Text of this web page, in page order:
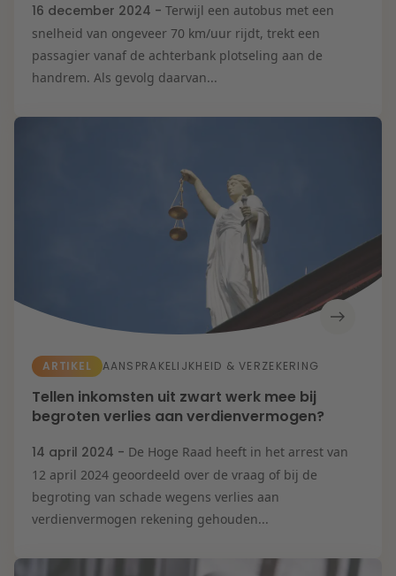
16 december 2024 - Terwijl een autobus met een
snelheid van ongeveer 70 km/uur rijdt, trekt een
passagier vanaf de achterbank plotseling aan de
handrem. Als gevolg daarvan...
ARTIKEL AANSPRAKELIJKHEID & VERZEKERING
Tellen inkomsten uit zwart werk mee bij
begroten verlies aan verdienvermogen?
14 april 2024 - De Hoge Raad heeft in het arrest van
12 april 2024 geoordeeld over de vraag of bij de
begroting van schade wegens verlies aan
verdienvermogen rekening gehouden...